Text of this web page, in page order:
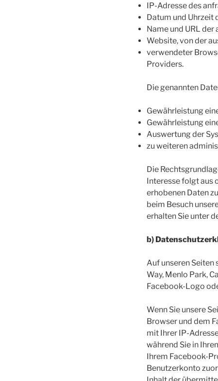
IP-Adresse des
Datum und Uhrzeit
Name und URL der
Website, von der
verwendeter
Providers.
Die genannten
Gewährleistung
Gewährleistung
Auswertung der
zu weiteren
Die
Interesse folgt aus
erhobenen Daten
beim Besuch
erhalten Sie unter
b)
Auf unseren Seiten
Way, Menlo Park,
Facebook-Logo
Wenn Sie unsere
Browser und dem
mit Ihrer IP-
während Sie in
Ihrem Facebook-
Benutzerkonto